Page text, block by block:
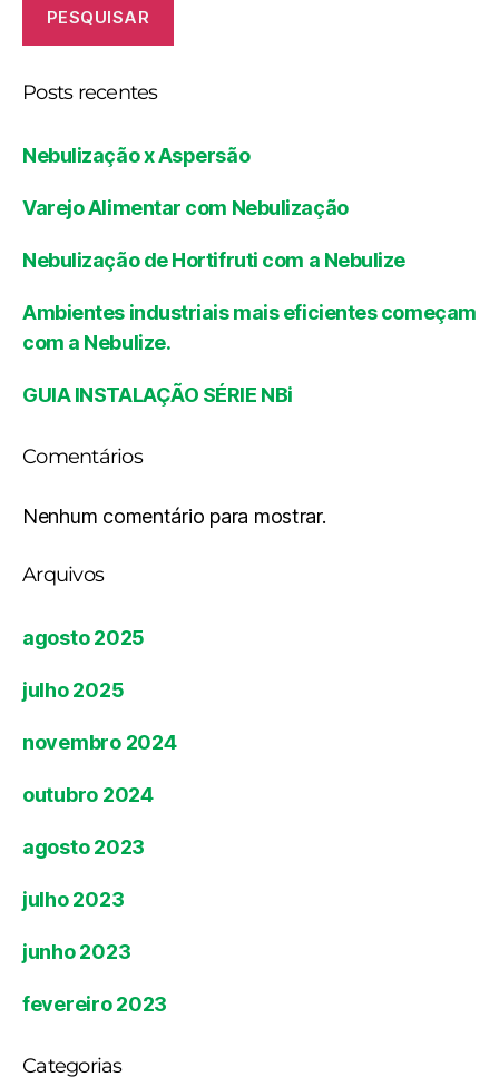
PESQUISAR
Posts recentes
Nebulização x Aspersão
Varejo Alimentar com Nebulização
Nebulização de Hortifruti com a Nebulize
Ambientes industriais mais eficientes começam
com a Nebulize.
GUIA INSTALAÇÃO SÉRIE NBi
Comentários
Nenhum comentário para mostrar.
Arquivos
agosto 2025
julho 2025
novembro 2024
outubro 2024
agosto 2023
julho 2023
junho 2023
fevereiro 2023
Categorias